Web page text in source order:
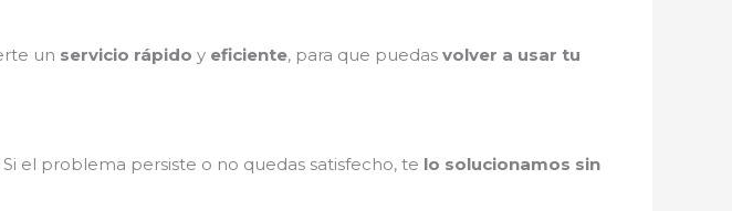
un servicio rápido y eficiente, para que puedas volver a usar tu
Si el problema persiste o no quedas satisfecho, te lo solucionamos sin